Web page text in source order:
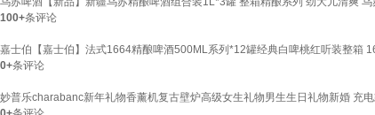
100+条评论
嘉士伯【嘉士伯】法式1664精酿啤酒500ML系列*12罐经典白啤桃红听装整箱
0+条评论
妙普乐charabanc新年礼物香薰机复古壁炉高级女生礼物男生生日礼物新婚 充